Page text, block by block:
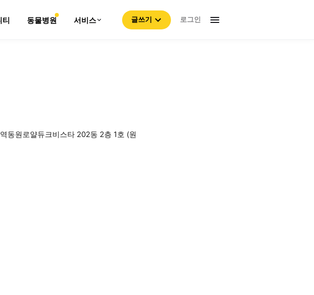
티 동물병원 서비스 글쓰기 로그인
동원로얄듀크비스타 202동 2층 1호 (원